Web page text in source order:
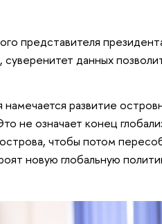
представителя
данных
развитие
не означает конец
чтобы потом
новую глобальную